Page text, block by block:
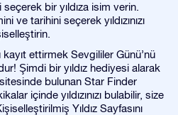
bir yıldıza isim verin.
ve tarihini seçerek yıldızınızı
kayıt ettirmek Sevgililer Günü’nü
Şimdi bir yıldız hediyesi alarak
bulunan Star Finder
içinde yıldızınızı bulabilir, size
Yıldız Sayfasını